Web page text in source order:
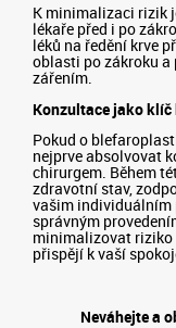
K minimalizaci rizik
lékaře před i po
léků na ředění krve
oblasti po zákroku a
zářením.
Konzultace jako klíč
Pokud o
nejprve absolvovat
chirurgem. Během
zdravotní stav,
vašim individuálním
správným
minimalizovat riziko
přispějí k vaší
Neváhejte a